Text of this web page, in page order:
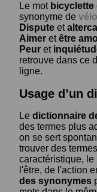
Le mot bicyclette
synonyme de vélo
Dispute et
Aimer etêtre
Peur et
retrouve dans ce
ligne.
Usage d’un
Le dictionnaire
des termes plus
on se sert
trouver des
caractéristique, le
l'être, de l'action
des synonymes